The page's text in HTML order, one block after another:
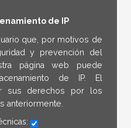
de IP
que, por motivos de
y prevención del
página web puede
de IP. El
sus derechos por los
anteriormente.